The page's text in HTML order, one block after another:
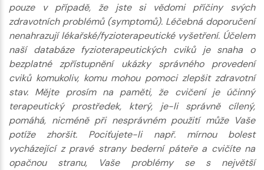
pouze v případě, že jste si vědomi příčiny svých
zdravotních problémů (symptomů). Léčebná doporučení
nenahrazují lékařské/fyzioterapeutické vyšetření. Účelem
naší databáze fyzioterapeutických cviků je snaha o
bezplatné zpřístupnění ukázky správného provedení
cviků komukoliv, komu mohou pomoci zlepšit zdravotní
stav. Mějte prosím na paměti, že cvičení je účinný
terapeutický prostředek, který, je-li správně cílený,
pomáhá, nicméně při nesprávném použití může Vaše
potíže zhoršit. Pociťujete-li např. mírnou bolest
vycházející z pravé strany bederní páteře a cvičíte na
opačnou stranu, Vaše problémy se s největší